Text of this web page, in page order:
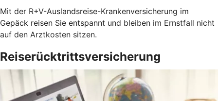
Mit der R+V-Auslandsreise-Krankenversicherung im
Gepäck reisen Sie entspannt und bleiben im Ernstfall nicht
auf den Arztkosten sitzen.
Reiserücktrittsversicherung